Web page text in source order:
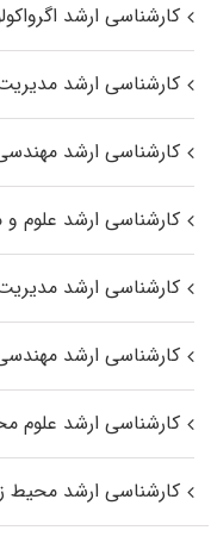
کارشناسی ارشد
کارشناسی ارشد
کارشناسی ارشد
کارشناسی ارشد علوم
کارشناسی ارشد
کارشناسی ارشد
کارشناسی ارشد علوم
کارشناسی ارشد